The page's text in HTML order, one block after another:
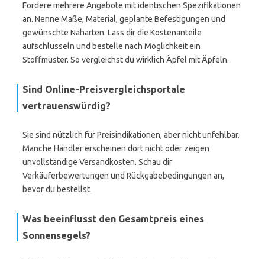
Fordere mehrere Angebote mit identischen Spezifikationen
an. Nenne Maße, Material, geplante Befestigungen und
gewünschte Näharten. Lass dir die Kostenanteile
aufschlüsseln und bestelle nach Möglichkeit ein
Stoffmuster. So vergleichst du wirklich Äpfel mit Äpfeln.
Sind Online-Preisvergleichsportale
vertrauenswürdig?
Sie sind nützlich für Preisindikationen, aber nicht unfehlbar.
Manche Händler erscheinen dort nicht oder zeigen
unvollständige Versandkosten. Schau dir
Verkäuferbewertungen und Rückgabebedingungen an,
bevor du bestellst.
Was beeinflusst den Gesamtpreis eines
Sonnensegels?